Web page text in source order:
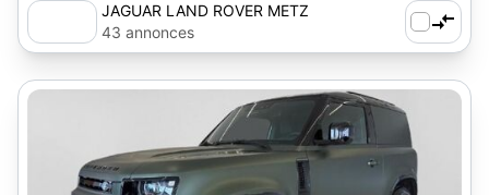
JAGUAR LAND ROVER METZ
43 annonces